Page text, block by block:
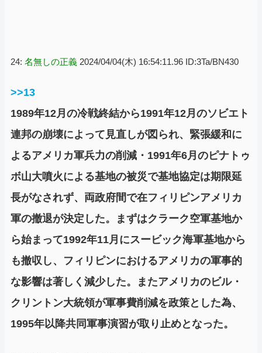
24: 名無しの正義 2024/04/04(木) 16:54:11.96 ID:3Ta/BN430
>>13
1989年12月の冷戦終結から1991年12月のソビエト
連邦の崩壊によって見直しが図られ、緊張緩和に
よるアメリカ軍兵力の削減・1991年6月のピナトゥ
ボ山大噴火による基地の被災で基地協定は期限延
長がなされず、両政府間で在フィリピンアメリカ
軍の撤退が決定した。まずはクラーク空軍基地か
ら始まって1992年11月にスービック海軍基地から
も撤収し、フィリピンにおけるアメリカの軍事的
な影響は著しく減少した。またアメリカのビル・
クリントン大統領が軍事費削減を政策とした為、
1995年以降共同軍事演習が取り止めとなった。